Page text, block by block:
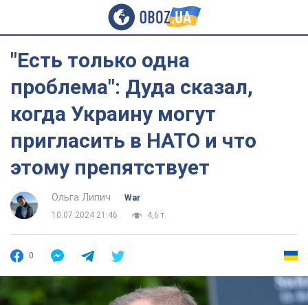
"Есть только одна
проблема": Дуда сказал,
когда Украину могут
пригласить в НАТО и что
этому препятствует
Ольга Липич
War
10.07.2024 21:46
4,6 т.
0